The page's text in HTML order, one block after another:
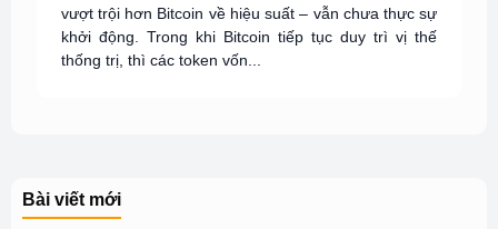
vượt trội hơn Bitcoin về hiệu suất – vẫn chưa thực sự
khởi động. Trong khi Bitcoin tiếp tục duy trì vị thế
thống trị, thì các token vốn...
Bài viết mới